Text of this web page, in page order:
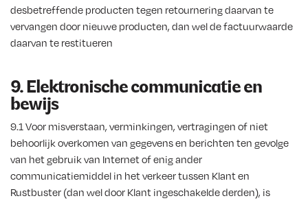
desbetreffende producten tegen retournering daarvan te
vervangen door nieuwe producten, dan wel de factuurwaarde
daarvan te restitueren
9. Elektronische communicatie en
bewijs
9.1 Voor misverstaan, verminkingen, vertragingen of niet
behoorlijk overkomen van gegevens en berichten ten gevolge
van het gebruik van Internet of enig ander
communicatiemiddel in het verkeer tussen Klant en
Rustbuster (dan wel door Klant ingeschakelde derden), is